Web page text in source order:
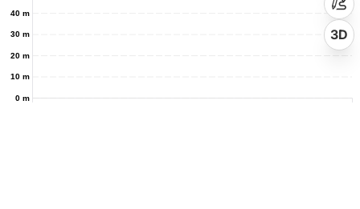
0 m
10 m
20 m
30 m
40 m
3D